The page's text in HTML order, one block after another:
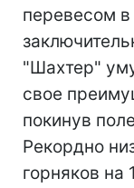
перевесом
"Шахтер"
свое
покинув
Рекордно
горняков на